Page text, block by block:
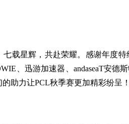
七载星辉，共赴荣耀。感谢年度
、迅游加速器、andaseaT安德
助力让PCL秋季赛更加精彩纷呈